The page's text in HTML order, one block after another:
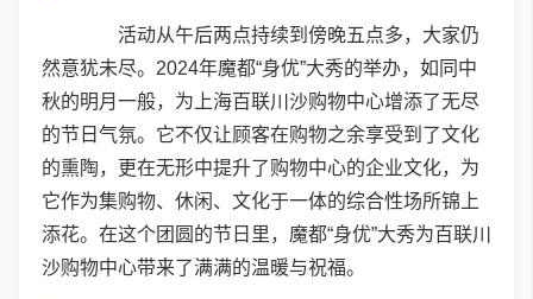
活动从午后两点持续到傍晚五点多，大家仍
然意犹未尽。2024年魔都“身优”大秀的举办，如同中
秋的明月一般，为上海百联川沙购物中心增添了无尽
的节日气氛。它不仅让顾客在购物之余享受到了文化
的熏陶，更在无形中提升了购物中心的企业文化，为
它作为集购物、休闲、文化于一体的综合性场所锦上
添花。在这个团圆的节日里，魔都“身优”大秀为百联川
沙购物中心带来了满满的温暖与祝福。